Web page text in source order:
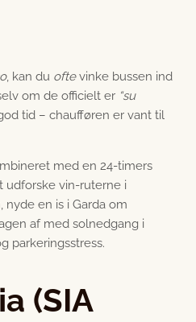
, kan du oftevinke bussen ind
om de officielt er “su
tid – chaufføren er vant til
med en 24-timers
udforske vin-ruterne i
en is i Garda om
af med solnedgang i
parkeringsstress.
(SIA